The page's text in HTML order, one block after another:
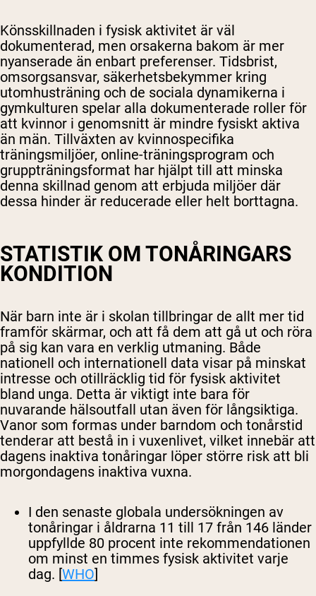
Könsskillnaden i fysisk aktivitet är väl
dokumenterad, men orsakerna bakom är mer
nyanserade än enbart preferenser. Tidsbrist,
omsorgsansvar, säkerhetsbekymmer kring
utomhusträning och de sociala dynamikerna i
gymkulturen spelar alla dokumenterade roller för
att kvinnor i genomsnitt är mindre fysiskt aktiva
än män. Tillväxten av kvinnospecifika
träningsmiljöer, online-träningsprogram och
gruppträningsformat har hjälpt till att minska
denna skillnad genom att erbjuda miljöer där
dessa hinder är reducerade eller helt borttagna.
STATISTIK OM TONÅRINGARS
KONDITION
När barn inte är i skolan tillbringar de allt mer tid
framför skärmar, och att få dem att gå ut och röra
på sig kan vara en verklig utmaning. Både
nationell och internationell data visar på minskat
intresse och otillräcklig tid för fysisk aktivitet
bland unga. Detta är viktigt inte bara för
nuvarande hälsoutfall utan även för långsiktiga.
Vanor som formas under barndom och tonårstid
tenderar att bestå in i vuxenlivet, vilket innebär att
dagens inaktiva tonåringar löper större risk att bli
morgondagens inaktiva vuxna.
I den senaste globala undersökningen av
tonåringar i åldrarna 11 till 17 från 146 länder
uppfyllde 80 procent inte rekommendationen
om minst en timmes fysisk aktivitet varje
dag. [WHO]